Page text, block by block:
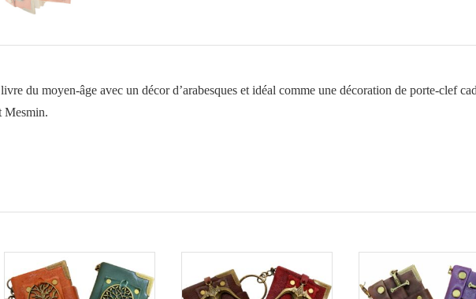
du moyen-âge avec un décor d’arabesques et idéal comme une décoration de porte-clef
Mesmin.